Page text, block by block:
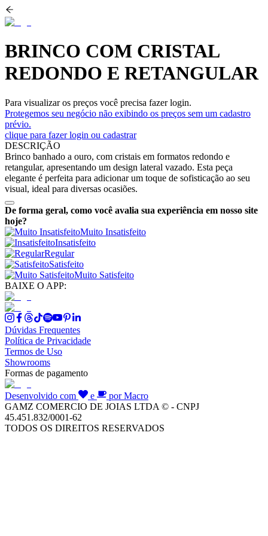
BRINCO COM CRISTAL
REDONDO E RETANGULAR
Para visualizar os preços você precisa fazer login.
Protegemos seu negócio não exibindo os preços sem um cadastro
prévio.
clique para fazer login ou cadastrar
DESCRIÇÃO
Brinco banhado a ouro, com cristais em formatos redondo e
retangular, apresentando um design lateral vazado. Esta peça
elegante é perfeita para adicionar um toque de sofisticação ao seu
visual, ideal para diversas ocasiões.
De forma geral, como você avalia sua experiência em nosso site
hoje?
Muito Insatisfeito
Insatisfeito
Regular
Satisfeito
Muito Satisfeito
BAIXE O APP:
Dúvidas Frequentes
Política de Privacidade
Termos de Uso
Showrooms
Formas de pagamento
Desenvolvido com e
por Macro
GAMZ COMERCIO DE JOIAS LTDA © - CNPJ
45.451.832/0001-62
TODOS OS DIREITOS RESERVADOS